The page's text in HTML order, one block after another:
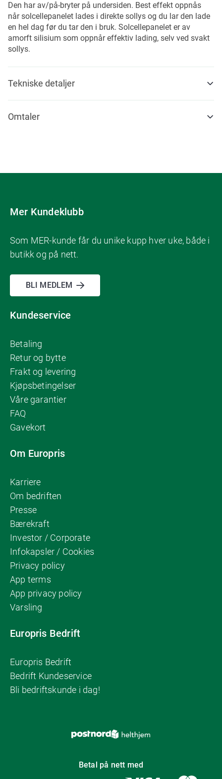
Den har av/på-bryter på undersiden. Best effekt oppnås
når solcellepanelet lades i direkte sollys og du lar den lade
en hel dag før du tar den i bruk. Solcellepanelet er av
amorft silisium som oppnår effektiv lading, selv ved svakt
sollys.
Tekniske detaljer
Omtaler
Mer Kundeklubb
Som MER-kunde får du unike kupp hver uke, både i
butikk og på nett.
BLI MEDLEM
Kundeservice
Betaling
Retur og bytte
Frakt og levering
Kjøpsbetingelser
Våre garantier
FAQ
Gavekort
Om Europris
Karriere
Om bedriften
Presse
Bærekraft
Investor / Corporate
Infokapsler / Cookies
Privacy policy
App terms
App privacy policy
Varsling
Europris Bedrift
Europris Bedrift
Bedrift Kundeservice
Bli bedriftskunde i dag!
Betal på nett med